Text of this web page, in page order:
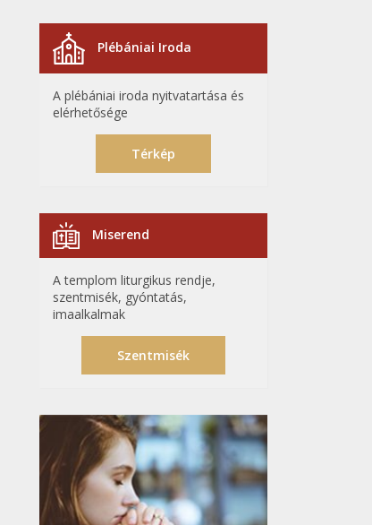
Plébániai Iroda
A plébániai iroda nyitvatartása és
elérhetősége
Térkép
Miserend
A templom liturgikus rendje,
szentmisék, gyóntatás,
imaalkalmak
Szentmisék